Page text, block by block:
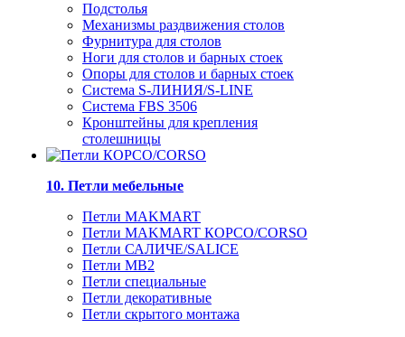
Подстолья
Механизмы раздвижения столов
Фурнитура для столов
Ноги для столов и барных стоек
Опоры для столов и барных стоек
Система S-ЛИНИЯ/S-LINE
Система FBS 3506
Кронштейны для крепления
столешницы
10. Петли мебельные
Петли MAKMART
Петли MAKMART КОРСО/CORSO
Петли САЛИЧЕ/SALICE
Петли MB2
Петли специальные
Петли декоративные
Петли скрытого монтажа